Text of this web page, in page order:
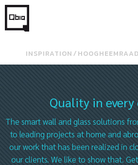
INSPIRATION ⁄
Quality in
The smart wall and glass solutions
to leading projects at home and
our work that has been realized in
our clients. We like to show that.